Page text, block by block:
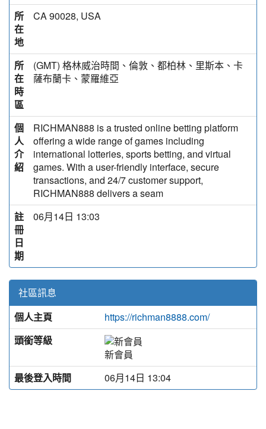
所
在
地
CA 90028, USA
所
在
時
區
(GMT) 格林威治時間、倫敦、都柏林、里斯本、卡
薩布蘭卡、蒙羅維亞
個
人
介
紹
RICHMAN888 is a trusted online betting platform
offering a wide range of games including
international lotteries, sports betting, and virtual
games. With a user-friendly interface, secure
transactions, and 24/7 customer support,
RICHMAN888 delivers a seam
註
冊
日
期
06月14日 13:03
社區訊息
個人主頁
https://richman8888.com/
頭銜等級
新會員
最後登入時間
06月14日 13:04